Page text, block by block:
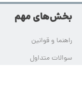
بخش‌های مهم
راهنما و قوانین
سوالات متداول